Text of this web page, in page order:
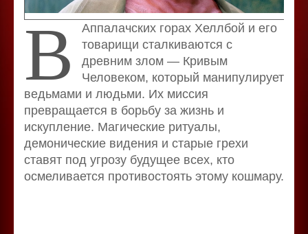
В Аппалачских горах Хеллбой и его
товарищи сталкиваются с
древним злом — Кривым
Человеком, который манипулирует
ведьмами и людьми. Их миссия
превращается в борьбу за жизнь и
искупление. Магические ритуалы,
демонические видения и старые грехи
ставят под угрозу будущее всех, кто
осмеливается противостоять этому кошмару.